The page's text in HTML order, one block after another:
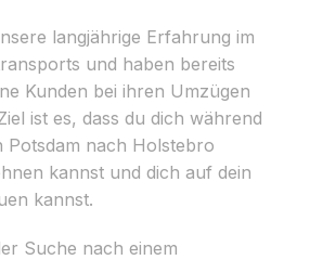
langjährige Erfahrung im
und haben bereits
Kunden bei ihren Umzügen
ist es, dass du dich während
Potsdam nach Holstebro
kannst und dich auf dein
kannst.
Suche nach einem